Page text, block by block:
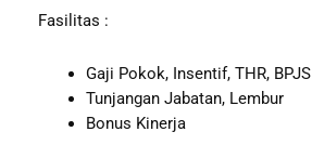
Fasilitas :
Gaji Pokok, Insentif, THR, BPJS
Tunjangan Jabatan, Lembur
Bonus Kinerja